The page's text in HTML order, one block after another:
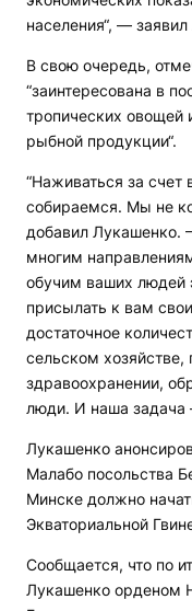
населения“, —
В свою очередь,
“заинтересована в
тропических овощей
рыбной продукции“.
“Наживаться за
собираемся. Мы не
добавил Лукашенко.
многим
обучим ваших людей
присылать к вам
достаточное
сельском
здравоохранении,
люди. И наша задача
Лукашенко
Малабо посольства
Минске должно
Экваториальной
Сообщается, что по
Лукашенко орденом